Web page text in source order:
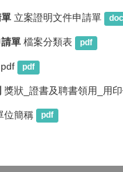
立案證明文件申請單 doc
單 檔案分類表 pdf
pdf
獎狀_證書及聘書領用_用
位簡稱 pdf